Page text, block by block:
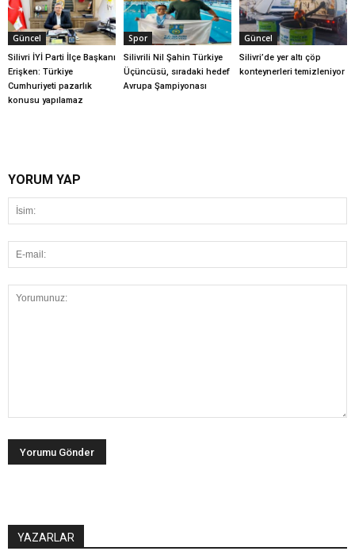
Güncel
Silivri İYİ Parti İlçe Başkanı
Erişken: Türkiye
Cumhuriyeti pazarlık
konusu yapılamaz
Spor
Silivrili Nil Şahin Türkiye
Üçüncüsü, sıradaki hedef
Avrupa Şampiyonası
Güncel
Silivri’de yer altı çöp
konteynerleri temizleniyor
YORUM YAP
YAZARLAR